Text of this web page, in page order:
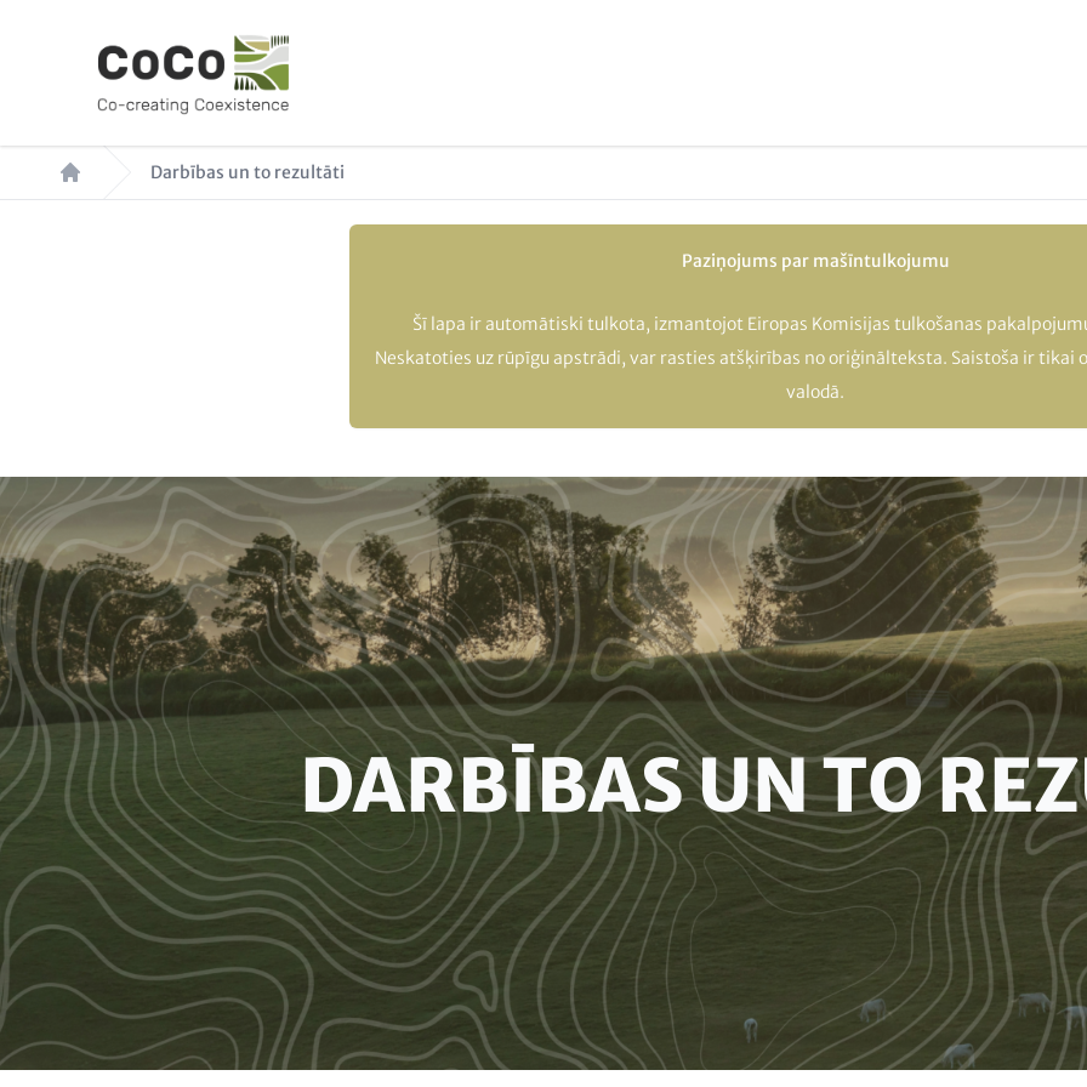
Atpakaļceļš Darbības un to rezultāti
Paziņojums par mašīntulkojumu
Šī lapa ir automātiski tulkota, izmantojot Eiropas Komisijas tulkošanas
Neskatoties uz rūpīgu apstrādi, var rasties atšķirības no oriģinālteksta. Saistoša ir tikai
valodā.
Paragraphs
HEADLINE
(OPTIONAL)
DARBĪBAS UN TO